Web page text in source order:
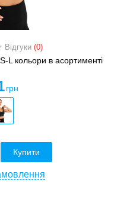
Відгуки (0)
L кольори в асортименті
грн
Купити